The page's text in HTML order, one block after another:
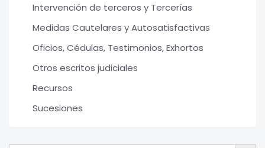
Intervención de terceros y Tercerías
Medidas Cautelares y Autosatisfactivas
Oficios, Cédulas, Testimonios, Exhortos
Otros escritos judiciales
Recursos
Sucesiones
Botón de